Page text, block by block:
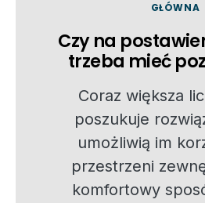
GŁÓWNA
Czy na
trzeba mieć
Coraz większa
poszukuje
umożliwią im
przestrzeni
komfortowy